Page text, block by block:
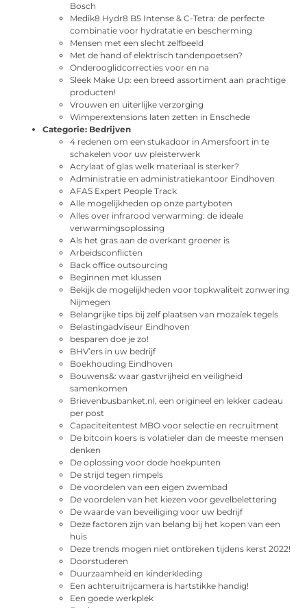
Bosch
Medik8 Hydr8 B5 Intense & C-Tetra: de perfecte
combinatie voor hydratatie en bescherming
Mensen met een slecht zelfbeeld
Met de hand of elektrisch tandenpoetsen?
Onderooglidcorrecties voor en na
Sleek Make Up: een breed assortiment aan prachtige
producten!
Vrouwen en uiterlijke verzorging
Wimperextensions laten zetten in Enschede
Categorie: Bedrijven
4 redenen om een stukadoor in Amersfoort in te
schakelen voor uw pleisterwerk
Acrylaat of glas welk materiaal is sterker?
Administratie en administratiekantoor Eindhoven
AFAS Expert People Track
Alle mogelijkheden op onze partyboten
Alles over infrarood verwarming: de ideale
verwarmingsoplossing
Als het gras aan de overkant groener is
Arbeidsconflicten
Back office outsourcing
Beginnen met klussen
Bekijk de mogelijkheden voor topkwaliteit zonwering
Nijmegen
Belangrijke tips bij zelf plaatsen van mozaïek tegels
Belastingadviseur Eindhoven
besparen doe je zo!
BHV’ers in uw bedrijf
Boekhouding Eindhoven
Bouwens&: waar gastvrijheid en veiligheid
samenkomen
Brievenbusbanket.nl, een origineel en lekker cadeau
per post
Capaciteitentest MBO voor selectie en recruitment
De bitcoin koers is volatieler dan de meeste mensen
denken
De oplossing voor dode hoekpunten
De strijd tegen rimpels
De voordelen van een eigen zwembad
De voordelen van het kiezen voor gevelbelettering
De waarde van beveiliging voor uw bedrijf
Deze factoren zijn van belang bij het kopen van een
huis
Deze trends mogen niet ontbreken tijdens kerst 2022!
Doorstuderen
Duurzaamheid en kinderkleding
Een achteruitrijcamera is hartstikke handig!
Een goede werkplek